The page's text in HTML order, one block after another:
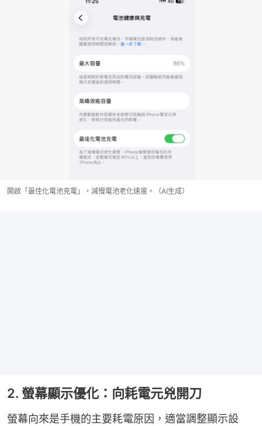
開啟「最佳化電池充電」，減慢電池老化速度。（AI生成）
2. 螢幕顯示優化：向耗電元兇開刀
螢幕向來是手機的主要耗電原因，適當調整顯示設